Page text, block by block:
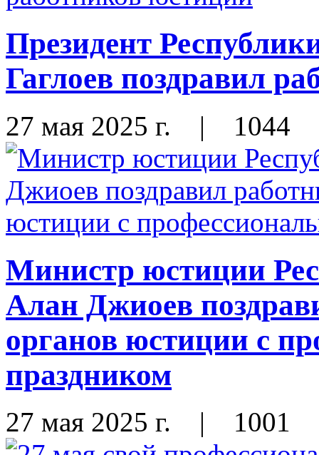
Президент
Гаглоев поздравил
27 мая 2025 г. | 1044
Министр юстиции
Алан Джиоев
органов юстиции с
праздником
27 мая 2025 г. | 1001